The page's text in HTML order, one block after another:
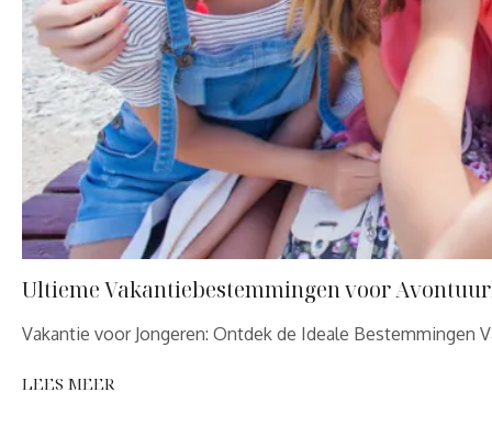
Ultieme Vakantiebestemmingen voor
Vakantie voor Jongeren: Ontdek de Ideale Bestemmingen
LEES MEER